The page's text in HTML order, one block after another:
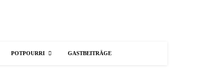
POTPOURRI GASTBEITRÄGE